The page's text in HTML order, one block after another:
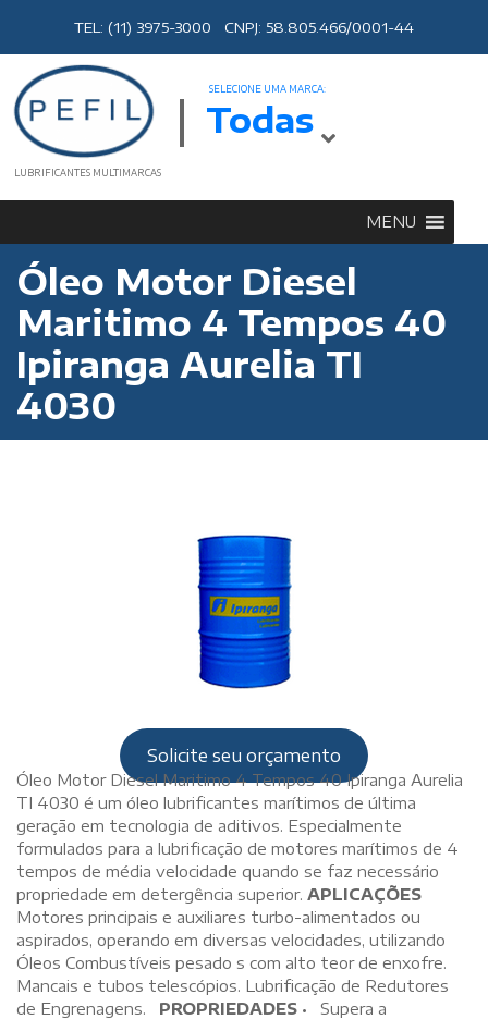
TEL: (11) 3975-3000 CNPJ: 58.805.466/0001-44
LUBRIFICANTES MULTIMARCAS
SELECIONE UMA MARCA:
Todas
MENU
Óleo Motor Diesel
Maritimo 4 Tempos 40
Ipiranga Aurelia TI
4030
Solicite seu orçamento
Óleo Motor Diesel Maritimo 4 Tempos 40 Ipiranga Aurelia
TI 4030 é um óleo lubrificantes marítimos de última
geração em tecnologia de aditivos. Especialmente
formulados para a lubrificação de motores marítimos de 4
tempos de média velocidade quando se faz necessário
propriedade em detergência superior. APLICAÇÕES
Motores principais e auxiliares turbo-alimentados ou
aspirados, operando em diversas velocidades, utilizando
Óleos Combustíveis pesado s com alto teor de enxofre.
Mancais e tubos telescópios. Lubrificação de Redutores
de Engrenagens.
PROPRIEDADES • Supera a